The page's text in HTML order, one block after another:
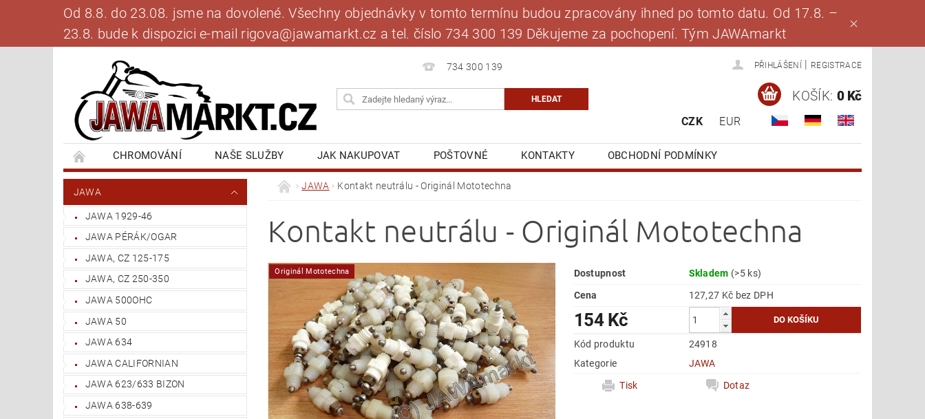
Od 8.8. do 23.08. jsme na dovolené. Všechny objednávky v tomto termínu budou zpracovány ihned po tomto datu. Od 17.8. –
23.8. bude k dispozici e-mail rigova@jawamarkt.cz a tel. číslo 734 300 139 Děkujeme za pochopení. Tým JAWAmarkt
734 300 139 PŘIHLÁŠENÍ REGISTRACE
CZK EUR
KOŠÍK: 0 Kč
CHROMOVÁNÍ NAŠE SLUŽBY JAK NAKUPOVAT POŠTOVNÉ KONTAKTY
OBCHODNÍ PODMÍNKY
BANKOVNÍ SPOJENÍ
NAPIŠTE NÁM BLOG MOJE OBJEDNÁVKA
JAWA
JAWA 1929-46
JAWA PÉRÁK/OGAR
JAWA, CZ 125-175
JAWA, CZ 250-350
JAWA 500OHC
JAWA 50
JAWA 634
JAWA CALIFORNIAN
JAWA 623/633 BIZON
JAWA 638-639
JAWA Kontakt neutrálu - Originál Mototechna
Kontakt neutrálu - Originál Mototechna
Originál Mototechna Dostupnost Skladem (>5 ks)
Cena
127,27 Kč bez DPH
154 Kč
Kód produktu
24918
Kategorie
JAWA
Tisk
Dotaz